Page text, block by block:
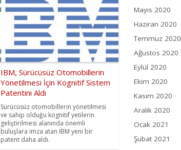
IBM, Sürücüsüz Otomobillerin
Yönetilmesi İçin Kognitif Sistem
Patentini Aldı
Sürücüsüz otomobillerin yönetilmesi
ve sahip olduğu kognitif yetilerin
geliştirilmesi alanında önemli
buluşlara imza atan IBM yeni bir
patent daha aldı.
Mayıs 2020
Haziran 2020
Temmuz 2020
Ağustos 2020
Eylül 2020
Ekim 2020
Kasım 2020
Aralık 2020
Ocak 2021
Şubat 2021